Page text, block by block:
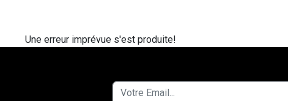
Une erreur imprévue s'est produite!